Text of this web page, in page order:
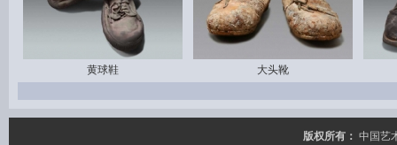
黄球鞋 大头靴
版权所有： 中国艺